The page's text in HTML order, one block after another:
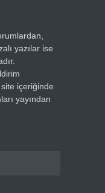
yazılar ise
içeriğinde
yayından